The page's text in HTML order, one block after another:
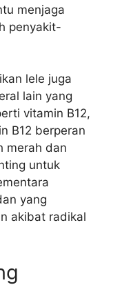
menjaga
penyakit-
lele juga
lain yang
vitamin B12,
B12 berperan
merah dan
untuk
yang
akibat radikal